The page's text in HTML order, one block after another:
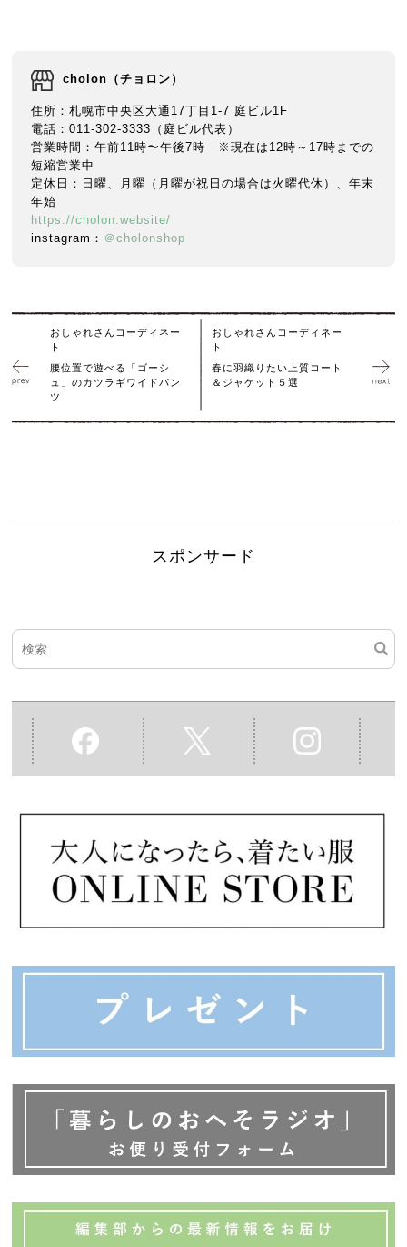
cholon（チョロン）
住所：札幌市中央区大通17丁目1-7 庭ビル1F
電話：011-302-3333（庭ビル代表）
営業時間：午前11時〜午後7時 ※現在は12時～17時までの
短縮営業中
定休日：日曜、月曜（月曜が祝日の場合は火曜代休）、年末
年始
https://cholon.website/
instagram： ＠cholonshop
おしゃれさんコーディネー
ト
腰位置で遊べる「ゴーシ
ュ」のカツラギワイドパン
ツ
おしゃれさんコーディネー
ト
春に羽織りたい上質コート
＆ジャケット５選
スポンサード